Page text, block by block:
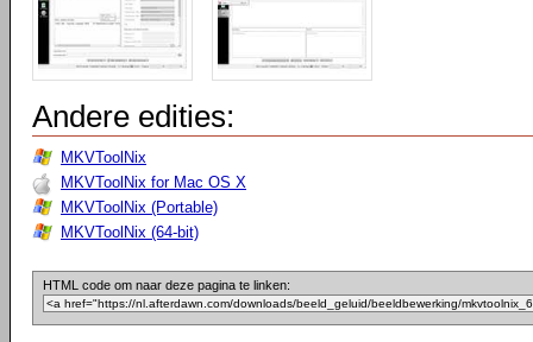
Andere edities:
MKVToolNix
MKVToolNix for Mac OS X
MKVToolNix (Portable)
MKVToolNix (64-bit)
HTML code om naar deze pagina te linken: